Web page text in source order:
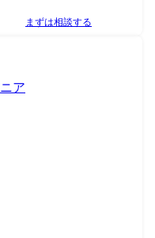
と連携しながらカスタム オ
One の新サービスのリリース
タマーサクセスといった、
です。 彼らの業務を深く理
題をスピーディーに解決へと
ただきます。 まずは、現場
決、ドキュメント整備から
ア志向や得意分野に応じ
規模な案件の場合は、Excel
リティに優れたローコード
ことができます。 将来的に
ど、希望や志向に応じ様々
【プロジェクト例】 ・DX
計・開発 ┗内製化の伴走支
の導入・開発支援 ┗
、業務フローの効率化、
まずは相談する
ア